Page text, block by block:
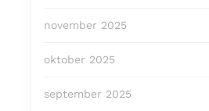
november 2025
oktober 2025
september 2025